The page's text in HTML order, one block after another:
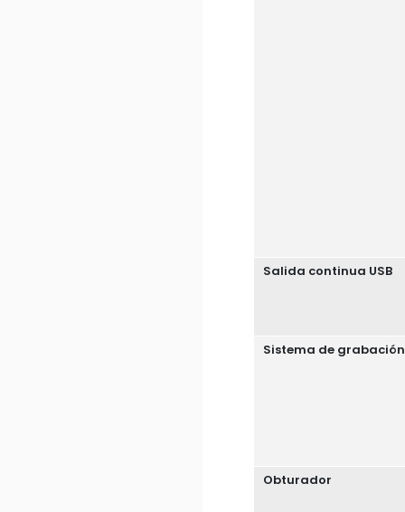
Salida continua USB
Sistema de grabación
Obturador